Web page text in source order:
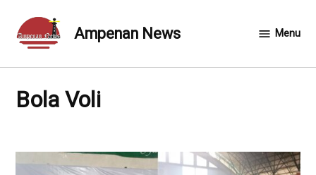
content
Ampenan News Menu
Bola Voli